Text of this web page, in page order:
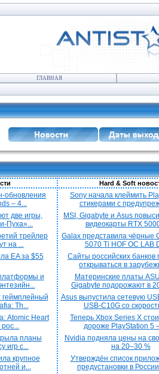
ГЛАВНАЯ
Hard & Soft
обновления
– 4...
две игры,
Пуха»...
трейлер
на ...
EA за $55
и
Th...
Atomic Heart
планы
игр с...
крупное
и...
Sony начала клеймить
стикерами с
MSI, Gigabyte и Asus
видеокарты RTX
Galax представила чёрные
5070 Ti HOF OC LAB
Сайты российских банков
открываться в
Материнские платы
Gigabyte подорожают в
Asus выпустила сетевую
USB-C10G со
Теперь Xbox Series X
дороже PlayStation 5
Nvidia подняла цены на
на 20–30 %
Утверждён список
предустановки в